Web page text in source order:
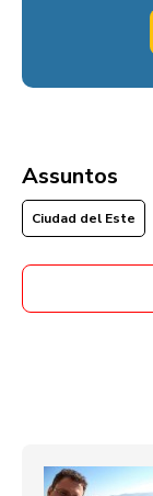
Assuntos
Ciudad del Este